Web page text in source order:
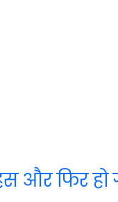
और फिर हो